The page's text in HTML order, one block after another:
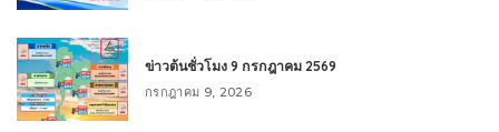
ข่าวต้นชั่วโมง 9 กรกฎาคม 2569
กรกฎาคม 9, 2026